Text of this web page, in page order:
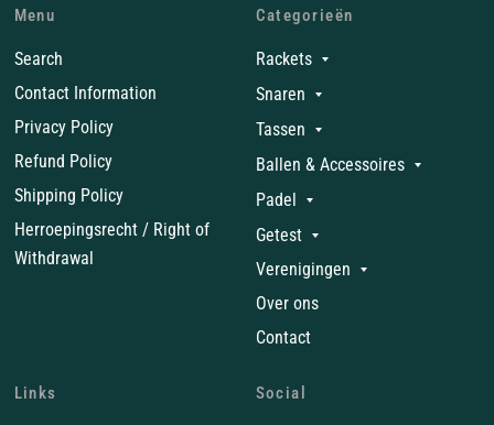
Menu
Search
Contact Information
Privacy Policy
Refund Policy
Shipping Policy
Herroepingsrecht / Right of
Withdrawal
Categorieën
Rackets
Snaren
Tassen
Ballen & Accessoires
Padel
Getest
Verenigingen
Over ons
Contact
Links Social